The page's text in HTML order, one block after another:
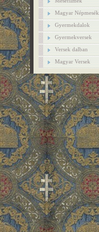
Magyar Népmesék
Gyermekdalok
Gyermekversek
Versek dalban
Magyar Versek